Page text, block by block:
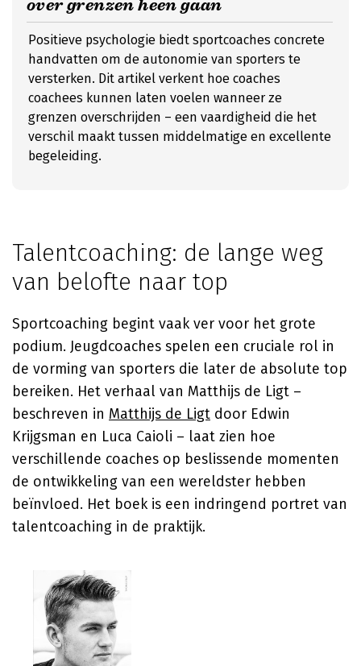
over grenzen heen gaan
Positieve psychologie biedt sportcoaches concrete
handvatten om de autonomie van sporters te
versterken. Dit artikel verkent hoe coaches
coachees kunnen laten voelen wanneer ze
grenzen overschrijden – een vaardigheid die het
verschil maakt tussen middelmatige en excellente
begeleiding.
Talentcoaching: de lange weg
van belofte naar top
Sportcoaching begint vaak ver voor het grote
podium. Jeugdcoaches spelen een cruciale rol in
de vorming van sporters die later de absolute top
bereiken. Het verhaal van Matthijs de Ligt –
beschreven in Matthijs de Ligt door Edwin
Krijgsman en Luca Caioli – laat zien hoe
verschillende coaches op beslissende momenten
de ontwikkeling van een wereldster hebben
beïnvloed. Het boek is een indringend portret van
talentcoaching in de praktijk.